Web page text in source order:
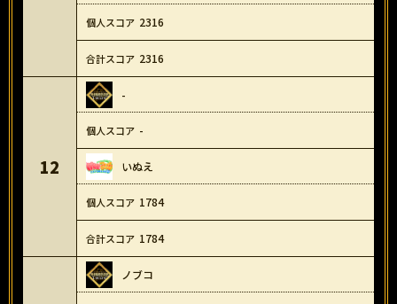
2316
2316
12
-
-
いぬえ
1784
1784
ノブコ